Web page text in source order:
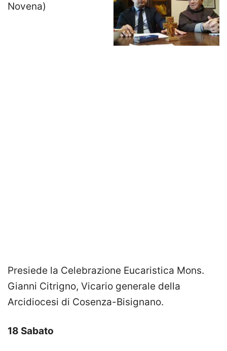
Novena)
Presiede la Celebrazione Eucaristica Mons.
Gianni Citrigno, Vicario generale della
Arcidiocesi di Cosenza-Bisignano.
18 Sabato